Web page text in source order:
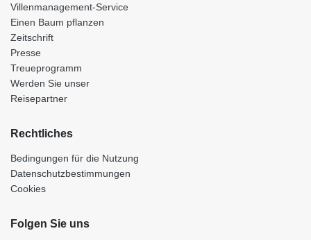
Villenmanagement-Service
Einen Baum pflanzen
Zeitschrift
Presse
Treueprogramm
Werden Sie unser
Reisepartner
Rechtliches
Bedingungen für die Nutzung
Datenschutzbestimmungen
Cookies
Folgen Sie uns